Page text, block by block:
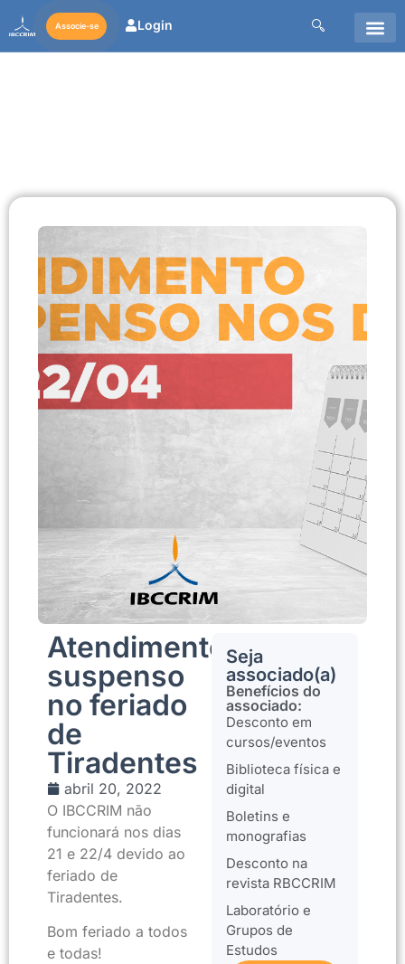
Associe-se Login
Atendimento
suspenso
no feriado
de
Tiradentes
abril 20, 2022
O IBCCRIM não
funcionará nos dias
21 e 22/4 devido ao
feriado de
Tiradentes.
Bom feriado a todos
e todas!
Seja
associado(a)
Benefícios do
associado:
Desconto em
cursos/eventos
Biblioteca física e
digital
Boletins e
monografias
Desconto na
revista RBCCRIM
Laboratório e
Grupos de
Estudos